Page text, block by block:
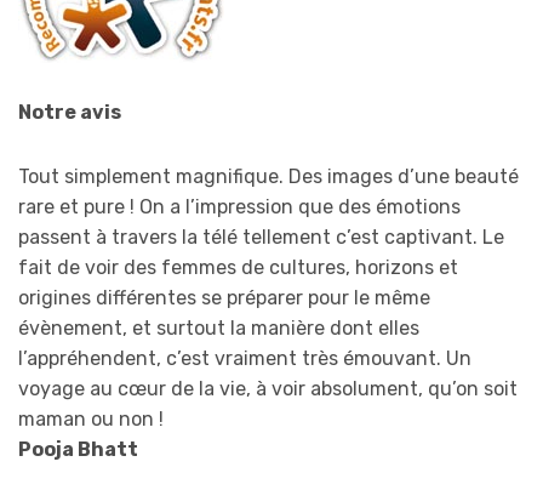
Notre avis
Tout simplement magnifique. Des images d’une beauté
rare et pure ! On a l’impression que des émotions
passent à travers la télé tellement c’est captivant. Le
fait de voir des femmes de cultures, horizons et
origines différentes se préparer pour le même
évènement, et surtout la manière dont elles
l’appréhendent, c’est vraiment très émouvant. Un
voyage au cœur de la vie, à voir absolument, qu’on soit
maman ou non !
Pooja Bhatt